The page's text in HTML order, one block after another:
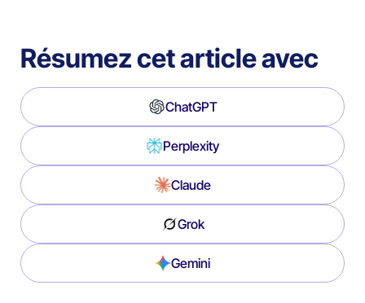
Résumez cet article avec
ChatGPT
Perplexity
Claude
Grok
Gemini